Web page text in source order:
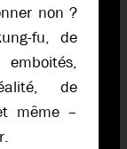
non ?
fu, de
de
même –